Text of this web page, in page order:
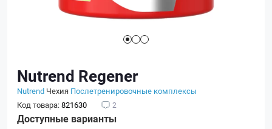
Nutrend Regener
Nutrend Чехия Послетренировочные комплексы
Код товара:821630 2
Доступные варианты